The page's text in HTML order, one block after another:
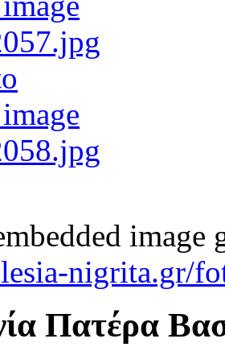
image
nigrita.gr/
Πατέρα